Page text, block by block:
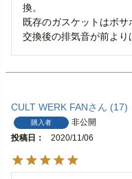
換。
既存のガスケットはボ
交換後の排気音が前より
CULT WERK FAN 17
購入者
非公開
投稿日
2020/11/06